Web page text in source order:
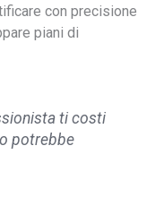
con precisione
piani di
ti costi
potrebbe